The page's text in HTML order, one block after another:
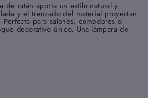
de ratán aporta un estilo natural y
y el trenzado del material proyectan
para salones, comedores o
decorativo único. Una lámpara de